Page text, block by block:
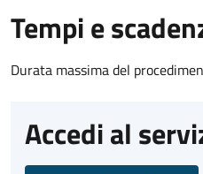
Tempi e
Durata massima del
Accedi al